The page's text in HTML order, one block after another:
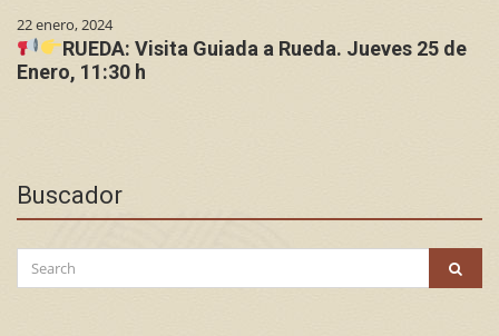
22 enero, 2024
RUEDA: Visita Guiada a Rueda. Jueves 25 de
Enero, 11:30 h
Buscador
for: